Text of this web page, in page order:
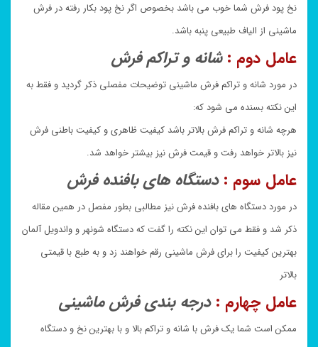
نخ پود فرش شما خوب می باشد بخصوص اگر نخ پود بکار رفته در فرش
ماشینی از الیاف طبیعی پنبه باشد.
عامل دوم : شانه و تراکم فرش
در مورد شانه و تراکم فرش ماشینی توضیحات مفصلی ذکر گردید و فقط به
این نکته بسنده می شود که:
هرچه شانه و تراکم فرش بالاتر باشد کیفیت ظاهری و کیفیت باطنی فرش
نیز بالاتر خواهد رفت و قیمت فرش نیز بیشتر خواهد شد.
عامل سوم : دستگاه های بافنده فرش
در مورد دستگاه های بافنده فرش نیز مطالبی بطور مفصل در همین مقاله
ذکر شد و فقط می توان این نکته را گفت که دستگاه شونهر و واندویل آلمان
بهترین کیفیت را برای فرش ماشینی رقم خواهند زد و به طبع با قیمتی
بالاتر
عامل چهارم : درجه بندی فرش ماشینی
ممکن است شما یک فرش با شانه و تراکم بالا و با بهترین نخ و دستگاه